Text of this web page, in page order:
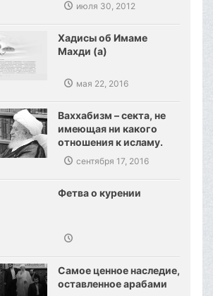
июля 30, 2012
Хадисы об Имаме
Махди (а)
мая 22, 2016
Ваххабизм – секта, не
имеющая ни какого
отношения к исламу.
Созданы предпосылки,
сокрушения
ваххабизма.
сентября 17, 2016
Фетва о курении
Самое ценное наследие,
оставленное арабами